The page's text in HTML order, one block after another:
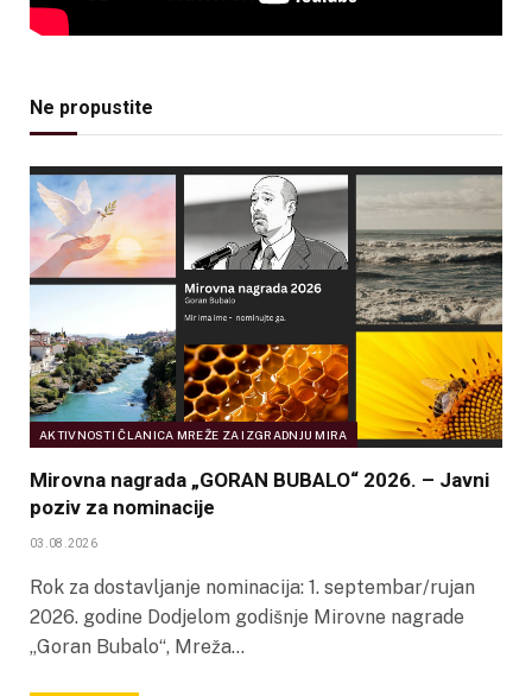
Ne propustite
AKTIVNOSTI ČLANICA MREŽE ZA IZGRADNJU MIRA
Mirovna nagrada „GORAN BUBALO“ 2026. – Javni
poziv za nominacije
03.08.2026
Rok za dostavljanje nominacija: 1. septembar/rujan
2026. godine Dodjelom godišnje Mirovne nagrade
„Goran Bubalo“, Mreža…